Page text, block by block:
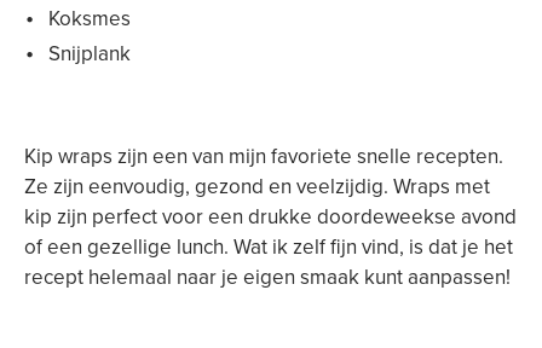
Koksmes
Snijplank
Kip wraps zijn een van mijn favoriete snelle recepten.
Ze zijn eenvoudig, gezond en veelzijdig. Wraps met
kip zijn perfect voor een drukke doordeweekse avond
of een gezellige lunch. Wat ik zelf fijn vind, is dat je het
recept helemaal naar je eigen smaak kunt aanpassen!